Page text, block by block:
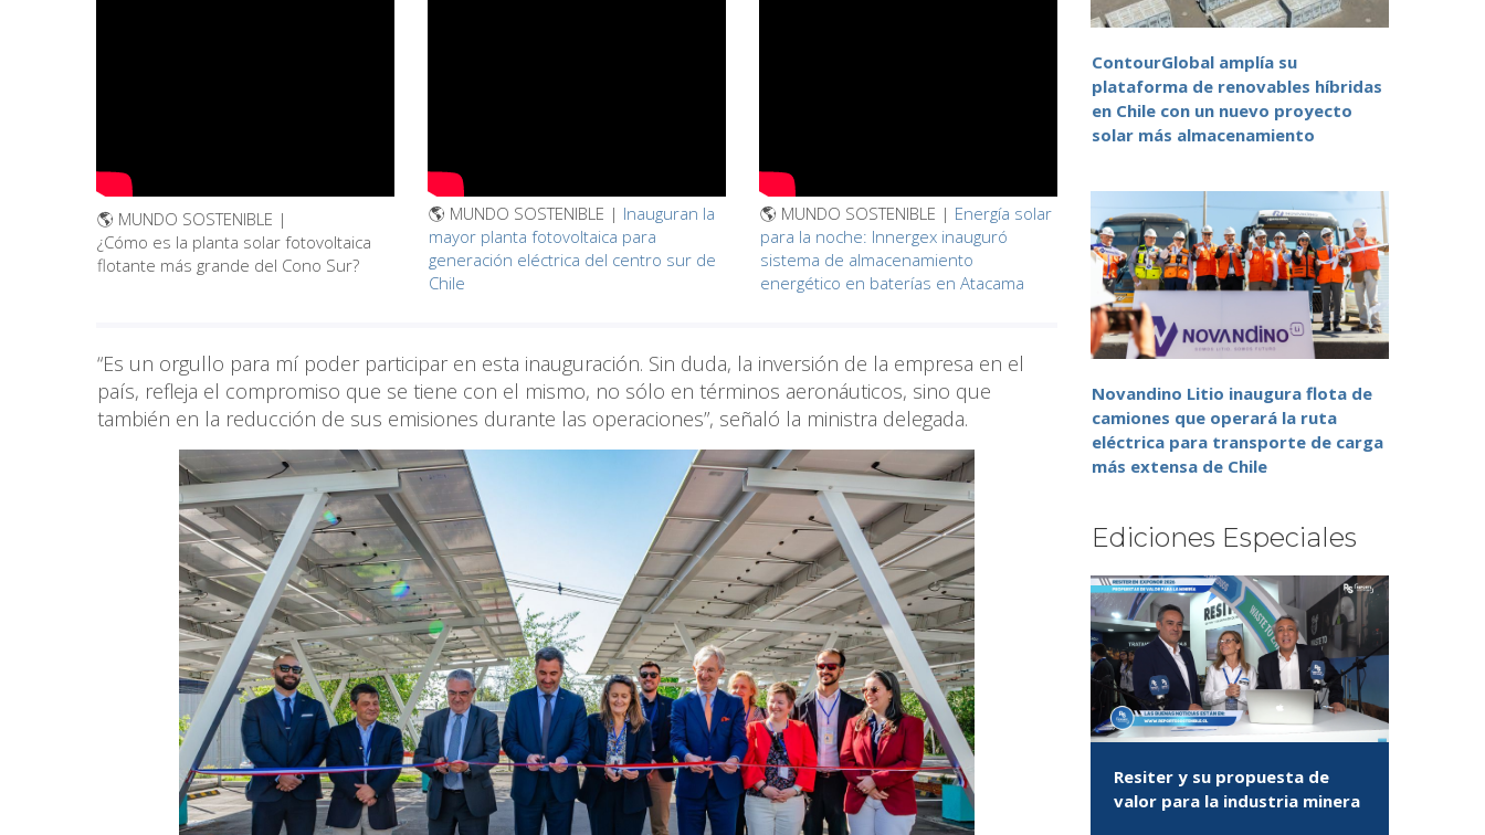
🌎 MUNDO SOSTENIBLE |
¿Cómo es la planta solar fotovoltaica
flotante más grande del Cono Sur?
🌎 MUNDO SOSTENIBLE | Inauguran la
mayor planta fotovoltaica para
generación eléctrica del centro sur de
Chile
🌎 MUNDO SOSTENIBLE | Energía solar
para la noche: Innergex inauguró
sistema de almacenamiento
energético en baterías en Atacama
“Es un orgullo para mí poder participar en esta inauguración. Sin duda, la inversión de la empresa en el
país, refleja el compromiso que se tiene con el mismo, no sólo en términos aeronáuticos, sino que
también en la reducción de sus emisiones durante las operaciones”, señaló la ministra delegada.
ContourGlobal amplía su
plataforma de renovables híbridas
en Chile con un nuevo proyecto
solar más almacenamiento
Novandino Litio inaugura flota de
camiones que operará la ruta
eléctrica para transporte de carga
más extensa de Chile
Ediciones Especiales
Resiter y su propuesta de
valor para la industria minera